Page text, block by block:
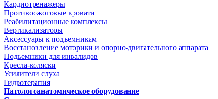
Кардиотренажеры
Противоожоговые кровати
Реабилитационные комплексы
Вертикализаторы
Аксессуары к подъемникам
Восстановление моторики и опорно-двигательного аппарата
Подъемники для инвалидов
Кресла-коляски
Усилители слуха
Гидротерапия
Патологоанатомическое оборудование